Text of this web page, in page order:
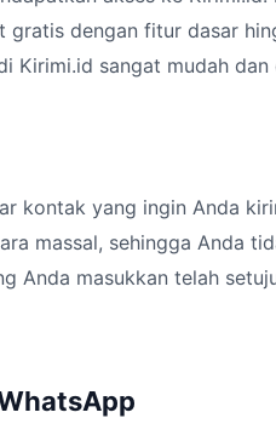
gratis dengan fitur dasar
Kirimi.id sangat mudah dan
kontak yang ingin Anda
massal, sehingga Anda
Anda masukkan telah